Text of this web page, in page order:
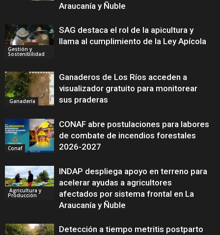
Araucanía y Ñuble
Gestión y
Sostenibilidad
SAG destaca el rol de la apicultura y
llama al cumplimiento de la Ley Apícola
Ganadería
Ganaderos de Los Ríos acceden a
visualizador gratuito para monitorear
sus praderas
Conaf
CONAF abre postulaciones para labores
de combate de incendios forestales
2026-2027
Agricultura y
Producción
INDAP despliega apoyo en terreno para
acelerar ayudas a agricultores
afectados por sistema frontal en La
Araucanía y Ñuble
Detección a tiempo metritis postparto